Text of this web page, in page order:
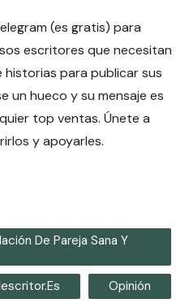
(es gratis) para
escritores que necesitan
historias para publicar sus
un hueco y su mensaje es
top ventas. Únete a
y apoyarles.
De Pareja Sana Y
Opinión